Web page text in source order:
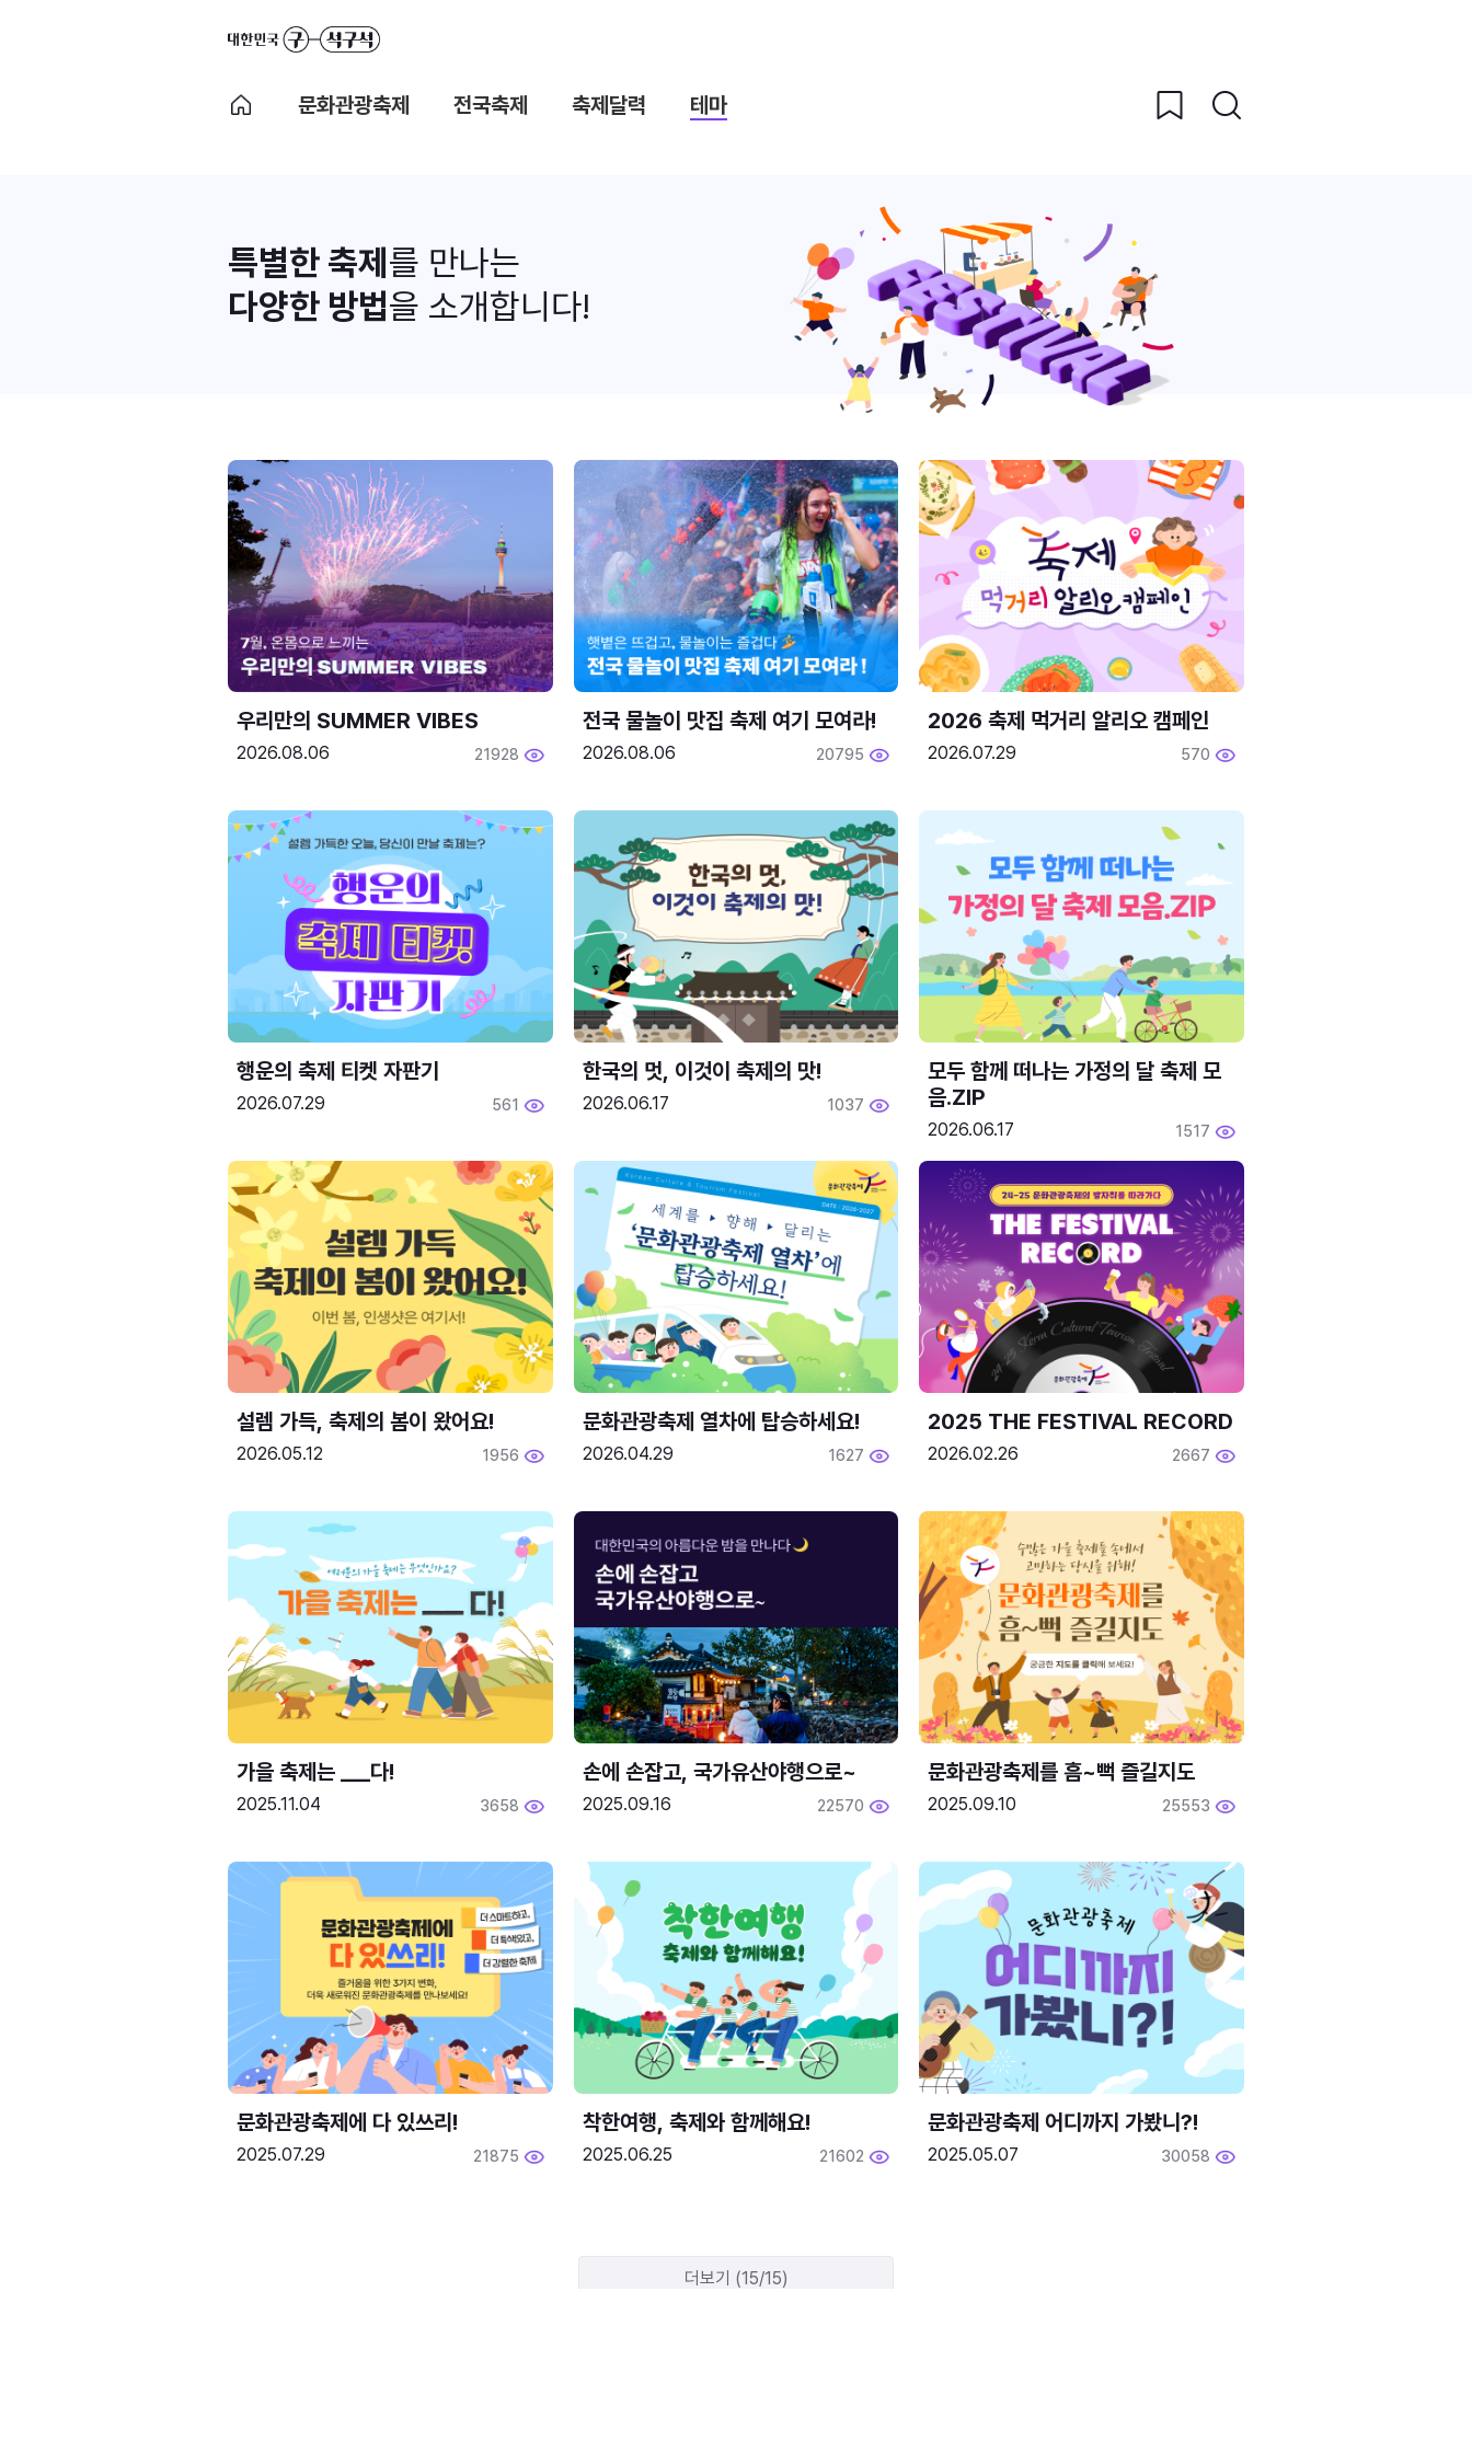
문화관광축제 전국축제 축제달력 테마
특별한 축제 를 만나는
다양한 방법을 소개합니다!
우리만의 SUMMER VIBES
2026.08.06 21928
전국 물놀이 맛집 축제 여기 모여라!
2026.08.06 20795
2026 축제 먹거리 알리오 캠페인
2026.07.29 570
행운의 축제 티켓 자판기
2026.07.29 561
한국의 멋, 이것이 축제의 맛!
2026.06.17 1037
모두 함께 떠나는 가정의 달 축제 모
음.ZIP
2026.06.17 1517
설렘 가득, 축제의 봄이 왔어요!
2026.05.12 1956
문화관광축제 열차에 탑승하세요!
2026.04.29 1627
2025 THE FESTIVAL RECORD
2026.02.26 2667
2025.11.04 3658
손에 손잡고, 국가유산야행으로~
2025.09.16 22570
문화관광축제를 흠~뻑 즐길지도
2025.09.10 25553
문화관광축제에 다 있쓰리!
2025.07.29 21875
착한여행, 축제와 함께해요!
2025.06.25 21602
문화관광축제 어디까지 가봤니?!
2025.05.07 30058
더보기 (15/15)